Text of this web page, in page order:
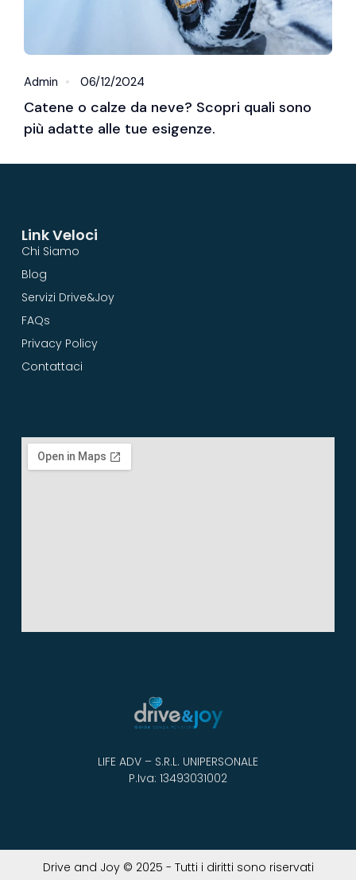
Admin 06/12/2024
Catene o calze da neve? Scopri quali sono
più adatte alle tue esigenze.
LIFE ADV – S.R.L. UNIPERSONALE
P.Iva: 13493031002
Link Veloci
Chi Siamo
Blog
Servizi Drive&Joy
FAQs
Privacy Policy
Contattaci
Drive and Joy © 2025 - Tutti i diritti sono riservati